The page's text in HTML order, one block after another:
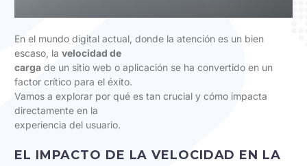
En el mundo digital actual, donde la atención es un bien
escaso, la velocidad de
carga de un sitio web o aplicación se ha convertido en un
factor crítico para el éxito.
Vamos a explorar por qué es tan crucial y cómo impacta
directamente en la
experiencia del usuario.
EL IMPACTO DE LA VELOCIDAD EN LA